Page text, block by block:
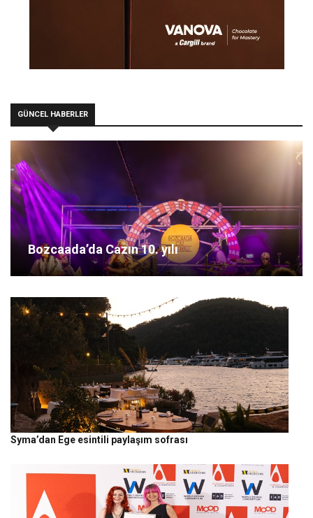
GÜNCEL HABERLER
Bozcaada’da Cazın 10. yılı
Syma’dan Ege esintili paylaşım sofrası